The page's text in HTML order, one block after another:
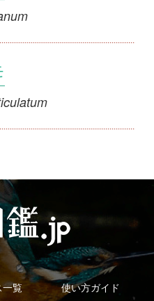
使い方ガイド
よくある質問